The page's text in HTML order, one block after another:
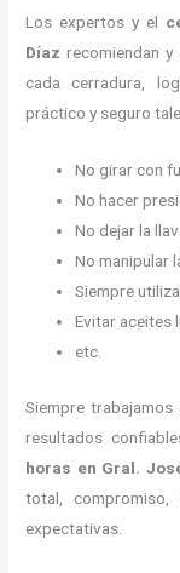
Los expertos y el
Díaz recomiendan y
cada cerradura,
práctico y seguro
No girar con
No hacer
No dejar la
No manipular
Siempre
Evitar aceites
etc.
Siempre
resultados
horas en Gral.
total,
expectativas.